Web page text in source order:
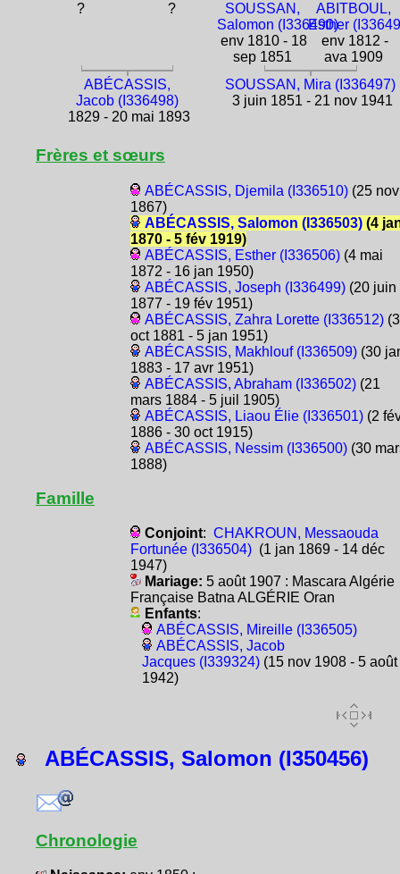
? ?
SOUSSAN,
Salomon (I336490)
env 1810 - 18
sep 1851
ABITBOUL,
Esther
env 1812 -
ava 1909
ABÉCASSIS,
Jacob (I336498)
1829 - 20 mai 1893
SOUSSAN, Mira (I336497)
3 juin 1851 - 21 nov 1941
Frères et sœurs
ABÉCASSIS, Djemila (I336510)(25 nov
1867)
ABÉCASSIS, Salomon (I336503)(4
1870 - 5 fév 1919)
ABÉCASSIS, Esther (I336506)(4 mai
1872 - 16 jan 1950)
ABÉCASSIS, Joseph (I336499)(20 juin
1877 - 19 fév 1951)
ABÉCASSIS, Zahra Lorette (I336512)
oct 1881 - 5 jan 1951)
ABÉCASSIS, Makhlouf (I336509)(30
1883 - 17 avr 1951)
ABÉCASSIS, Abraham (I336502)(21
mars 1884 - 5 juil 1905)
ABÉCASSIS, Liaou Élie (I336501)(2
1886 - 30 oct 1915)
ABÉCASSIS, Nessim (I336500)(30
1888)
Famille
Conjoint: CHAKROUN, Messaouda
Fortunée (I336504)(1 jan 1869 - 14 déc
1947)
Mariage: 5 août 1907 : Mascara Algérie
Française Batna ALGÉRIE Oran
Enfants:
ABÉCASSIS, Mireille (I336505)
ABÉCASSIS, Jacob
Jacques (I339324)(15 nov 1908 - 5 août
1942)
ABÉCASSIS, Salomon (I350456)
Chronologie